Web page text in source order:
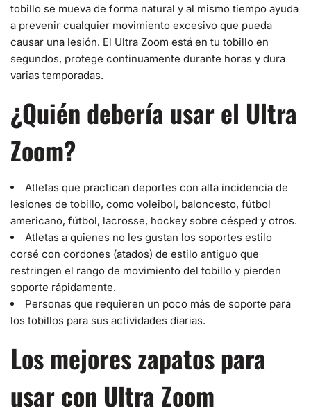
tobillo se mueva de forma natural y al mismo tiempo ayuda
a prevenir cualquier movimiento excesivo que pueda
causar una lesión. El Ultra Zoom está en tu tobillo en
segundos, protege continuamente durante horas y dura
varias temporadas.
¿Quién debería usar el Ultra
Zoom?
Atletas que practican deportes con alta incidencia de
lesiones de tobillo, como voleibol, baloncesto, fútbol
americano, fútbol, ​​lacrosse, hockey sobre césped y otros.
Atletas a quienes no les gustan los soportes estilo
corsé con cordones (atados) de estilo antiguo que
restringen el rango de movimiento del tobillo y pierden
soporte rápidamente.
Personas que requieren un poco más de soporte para
los tobillos para sus actividades diarias.
Los mejores zapatos para
usar con Ultra Zoom